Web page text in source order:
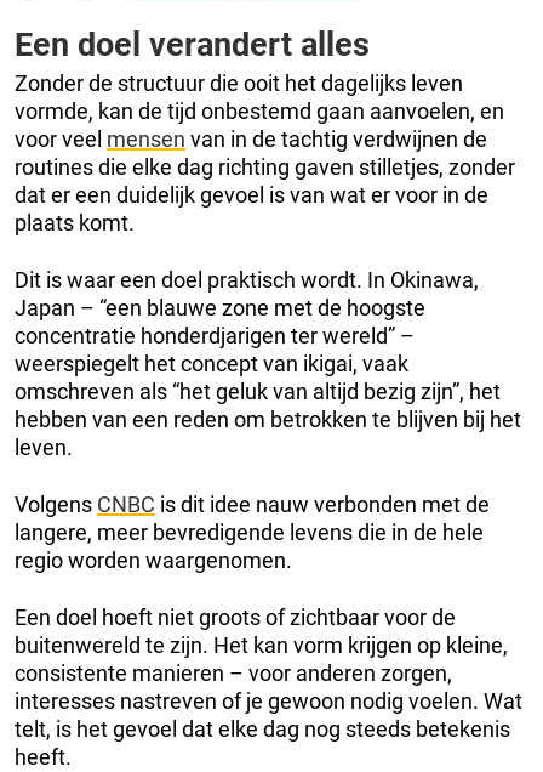
Een doel verandert alles
Zonder de structuur die ooit het dagelijks leven
vormde, kan de tijd onbestemd gaan aanvoelen, en
voor veel mensen van in de tachtig verdwijnen de
routines die elke dag richting gaven stilletjes, zonder
dat er een duidelijk gevoel is van wat er voor in de
plaats komt.
Dit is waar een doel praktisch wordt. In Okinawa,
Japan – “een blauwe zone met de hoogste
concentratie honderdjarigen ter wereld” –
weerspiegelt het concept van ikigai, vaak
omschreven als “het geluk van altijd bezig zijn”, het
hebben van een reden om betrokken te blijven bij het
leven.
Volgens CNBC is dit idee nauw verbonden met de
langere, meer bevredigende levens die in de hele
regio worden waargenomen.
Een doel hoeft niet groots of zichtbaar voor de
buitenwereld te zijn. Het kan vorm krijgen op kleine,
consistente manieren – voor anderen zorgen,
interesses nastreven of je gewoon nodig voelen. Wat
telt, is het gevoel dat elke dag nog steeds betekenis
heeft.